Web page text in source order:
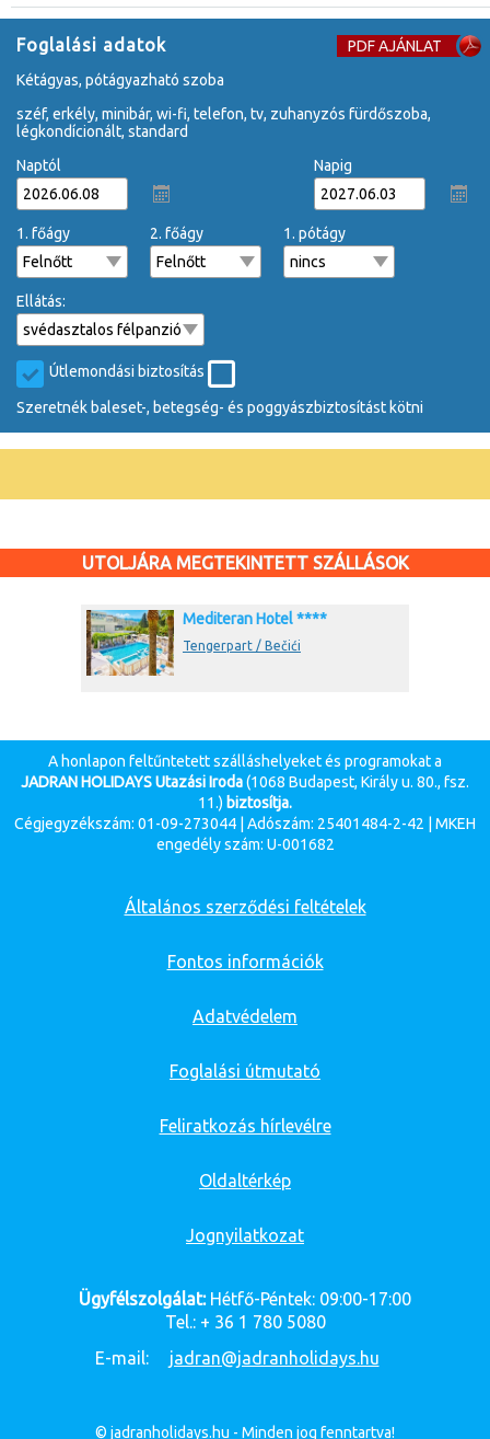
Foglalási adatok
PDF AJÁNLAT
kétágyas, pótágyazható szoba
széf, erkély, minibár, wi-fi, telefon, tv, zuhanyzós fürdőszoba,
légkondícionált, standard
Naptól
Napig
1. főágy 2. főágy 1. pótágy
Ellátás:
Útlemondási biztosítás
Szeretnék baleset-, betegség- és poggyászbiztosítást kötni
UTOLJÁRA MEGTEKINTETT SZÁLLÁSOK
Mediteran Hotel ****
Tengerpart / Bečići
A honlapon feltűntetett szálláshelyeket és programokat a
JADRAN HOLIDAYS Utazási Iroda(1068 Budapest, Király u. 80., fsz.
11.) biztosítja.
Cégjegyzékszám: 01-09-273044 | Adószám: 25401484-2-42 | MKEH
engedély szám: U-001682
Általános szerződési feltételek
Fontos információk
Adatvédelem
Foglalási útmutató
Feliratkozás hírlevélre
Oldaltérkép
Jognyilatkozat
Ügyfélszolgálat:Hétfő-Péntek: 09:00-17:00
Tel.: + 36 1 780 5080
E-mail:
jadran@jadranholidays.hu
© jadranholidays.hu - Minden jog fenntartva!